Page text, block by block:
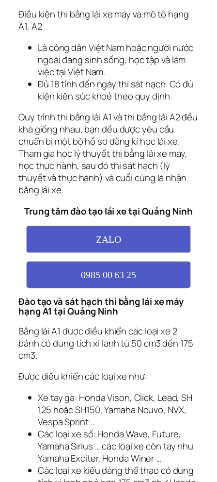
Điều kiện thi bằng lái xe máy và mô tô hạng
A1, A2
Là công dân Việt Nam hoặc người nước
ngoài đang sinh sống, học tập và làm
việc tại Việt Nam.
Đủ 18 tính đến ngày thi sát hạch. Có đủ
kiện kiện sức khoẻ theo quy định.
Quy trình thi bằng lái A1 và thi bằng lái A2 đều
khá giống nhau, bạn đều được yêu cầu
chuẩn bị một bộ hồ sơ đăng kí học lái xe.
Tham gia học lý thuyết thi bằng lái xe máy,
học thực hành, sau đó thi sát hạch (lý
thuyết và thực hành) và cuối cùng là nhận
bằng lái xe.
Trung tâm đào tạo lái xe tại Quảng Ninh
ZALO
0985 00 63 25
Đào tạo và sát hạch thi bằng lái xe máy
hạng A1 tại Quảng Ninh
Bằng lái A1 được điều khiển các loại xe 2
bánh có dung tích xi lanh từ 50 cm3 đến 175
cm3.
Được điều khiển các loại xe như:
Xe tay ga: Honda Vison, Click, Lead, SH
125 hoặc SH150, Yamaha Nouvo, NVX,
Vespa Sprint …
Các loại xe số: Honda Wave, Future,
Yamaha Sirius … các loại xe côn tay như
Yamaha Exciter, Honda Winer …
Các loại xe kiểu dáng thể thao có dung